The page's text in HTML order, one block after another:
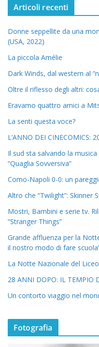
Articoli recenti
Donne seppellite da una
(USA, 2022)
La piccola Amélie
Dark Winds, dal western al
Oltre il riflesso degli altri:
Eravamo quattro amici a
La senti questa voce?
L’ANNO DEI CINECOMICS:
Il sud sta salvando la
“Quaglia Sovversiva”
Como-Napoli 0-0: un
Altro che “Twilight”: Skinner
Mostri, Bambini e serie tv.
“Stranger Things”
Grande affluenza per la
il nostro modo di fare
La Notte Nazionale del
28 ANNI DOPO: IL TEMPIO
Un contorto viaggio nel
Fotografia